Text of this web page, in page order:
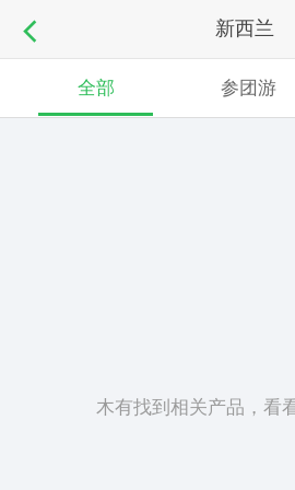
新西兰
全部 参团游
木有找到相关产品，看